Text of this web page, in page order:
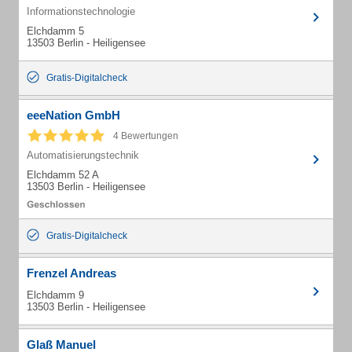
Informationstechnologie
Elchdamm 5
13503 Berlin - Heiligensee
Gratis-Digitalcheck
eeeNation GmbH
4 Bewertungen
Automatisierungstechnik
Elchdamm 52 A
13503 Berlin - Heiligensee
Gratis-Digitalcheck
Frenzel Andreas
Elchdamm 9
13503 Berlin - Heiligensee
Glaß Manuel